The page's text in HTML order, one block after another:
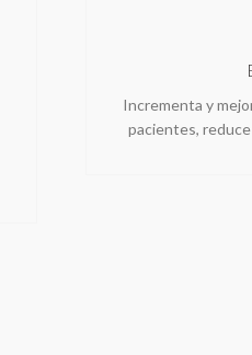
Incrementa y
pacientes,